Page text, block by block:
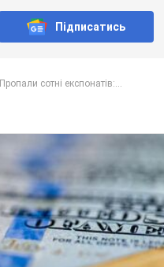
Підписатись
Пропали сотні експонатів:...